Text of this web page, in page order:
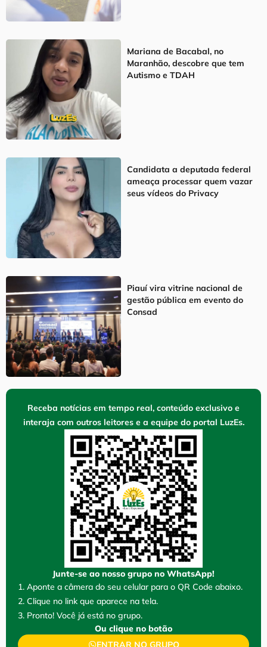
Mariana de Bacabal, no
Maranhão, descobre que tem
Autismo e TDAH
Candidata a deputada federal
ameaça processar quem vazar
seus vídeos do Privacy
Piauí vira vitrine nacional de
gestão pública em evento do
Consad
Receba notícias em tempo real, conteúdo exclusivo e
interaja com outros leitores e a equipe do portal LuzEs.
Junte-se ao nosso grupo no WhatsApp!
1. Aponte a câmera do seu celular para o QR Code abaixo.
2. Clique no link que aparece na tela.
3. Pronto! Você já está no grupo.
Ou clique no botão
ENTRAR NO GRUPO